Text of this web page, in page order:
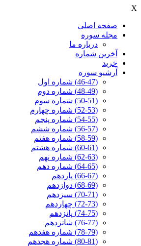
X
صفحه اصلی
مجله سوره
درباره ما
آخرين شماره
خرید
آرشیو سوره
(46-47) شماره اول
(48-49) شماره دوم
(50-51) شماره سوم
(52-53) شماره چهارم
(54-55) شماره پنجم
(56-57) شماره ششم
(58-59) شماره هفتم
(60-61) شماره هشتم
(62-63) شماره نهم
(64-65) شماره دهم
(66-67) یازدهم
(68-69) دوازدهم
(70-71) سیزدهم
(72-73) چهاردهم
(74-75) پانزدهم
(76-77) شانزدهم
(78-79) شماره هفدهم
(80-81) شماره هجدهم